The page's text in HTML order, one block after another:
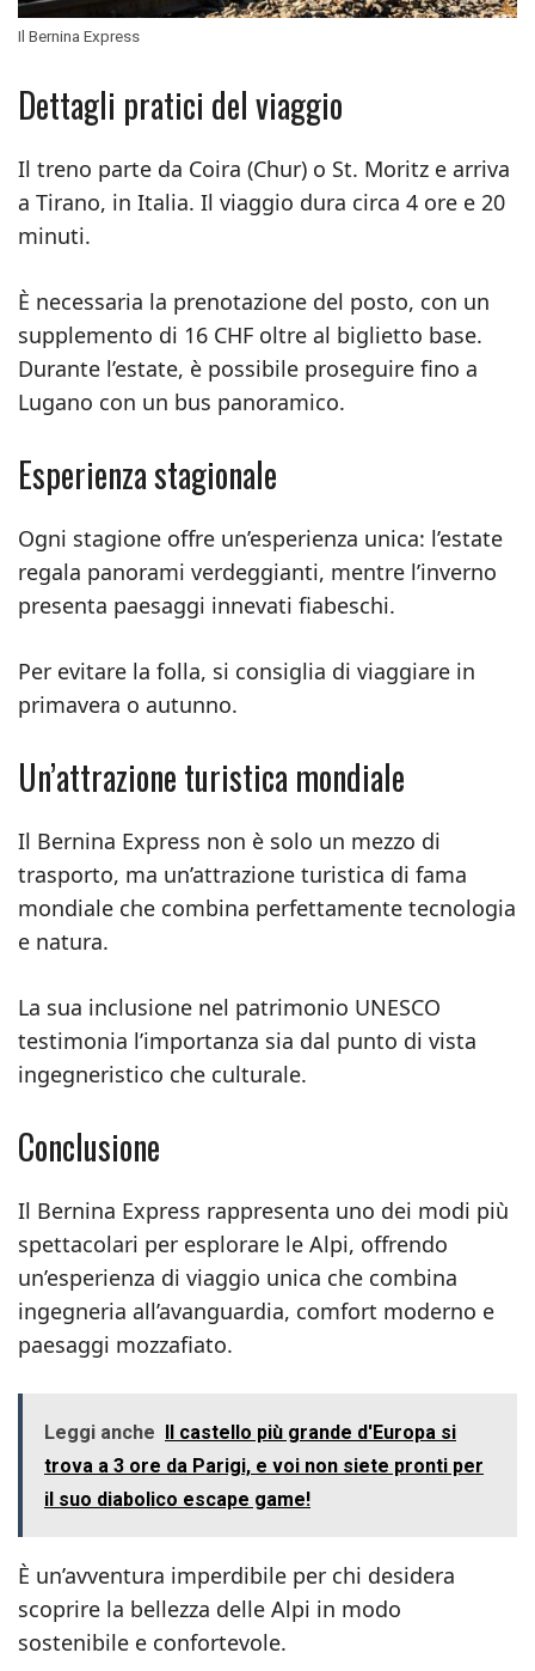
Il Bernina Express
Dettagli pratici del viaggio
Il treno parte da Coira (Chur) o St. Moritz e arriva
a Tirano, in Italia. Il viaggio dura circa 4 ore e 20
minuti.
È necessaria la prenotazione del posto, con un
supplemento di 16 CHF oltre al biglietto base.
Durante l’estate, è possibile proseguire fino a
Lugano con un bus panoramico.
Esperienza stagionale
Ogni stagione offre un’esperienza unica: l’estate
regala panorami verdeggianti, mentre l’inverno
presenta paesaggi innevati fiabeschi.
Per evitare la folla, si consiglia di viaggiare in
primavera o autunno.
Un’attrazione turistica mondiale
Il Bernina Express non è solo un mezzo di
trasporto, ma un’attrazione turistica di fama
mondiale che combina perfettamente tecnologia
e natura.
La sua inclusione nel patrimonio UNESCO
testimonia l’importanza sia dal punto di vista
ingegneristico che culturale.
Conclusione
Il Bernina Express rappresenta uno dei modi più
spettacolari per esplorare le Alpi, offrendo
un’esperienza di viaggio unica che combina
ingegneria all’avanguardia, comfort moderno e
paesaggi mozzafiato.
Leggi anche Il castello più grande d'Europa si
trova a 3 ore da Parigi, e voi non siete pronti per
il suo diabolico escape game!
È un’avventura imperdibile per chi desidera
scoprire la bellezza delle Alpi in modo
sostenibile e confortevole.